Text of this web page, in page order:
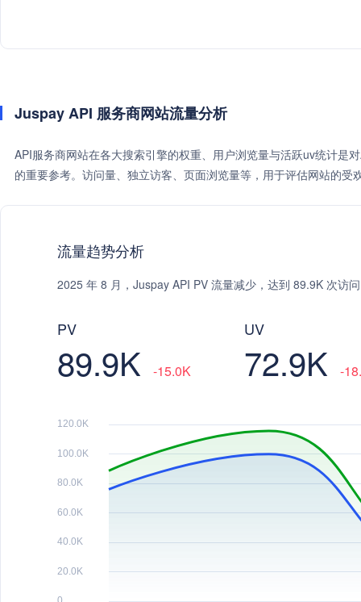
Juspay API 服务商网站流量分析
API服务商网站在各大搜索引擎的权重、用户浏览量与活跃uv统计是
的重要参考。访问量、独立访客、页面浏览量等，用于评估网站的
流量趋势分析
2025 年 8 月，Juspay API PV 流量减少，达到 89.9K 次访
PV
89.9K -15.0K
UV
72.9K -